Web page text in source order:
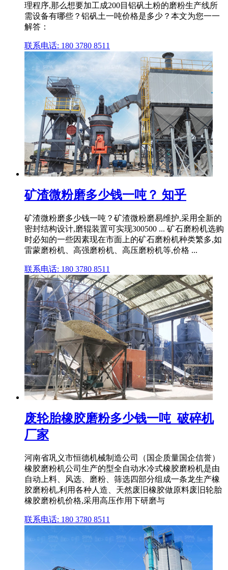
理程序,那么想要加工成200目铝矾土粉的磨粉生产线所
需设备有哪些？铝矾土一吨价格是多少？本文为您一一
解答：
联系电话: 180 3780 8511
矿渣微粉磨多少钱一吨？ 知乎
矿渣微粉磨多少钱一吨？矿渣微粉磨易维护,采用全新的
密封结构设计,磨辊装置可实现300500 ... 矿石磨粉机选购
时必知的一些因素现在市面上的矿石磨粉机种类繁多,如
雷蒙磨粉机、高强磨粉机、高压磨粉机等,价格 ...
联系电话: 180 3780 8511
废轮胎橡胶磨粉多少钱一吨_破碎机
厂家
河南省巩义市恒德机械制造公司（国企质量国企信誉）
橡胶磨粉机公司生产的型全自动水冷式橡胶磨粉机是由
自动上料、风选、磨粉、筛选四部分组成一条龙生产橡
胶磨粉机,利用各种人造、天然废旧橡胶做原料废旧轮胎
橡胶磨粉机价格,采用高压作用下研磨与
联系电话: 180 3780 8511